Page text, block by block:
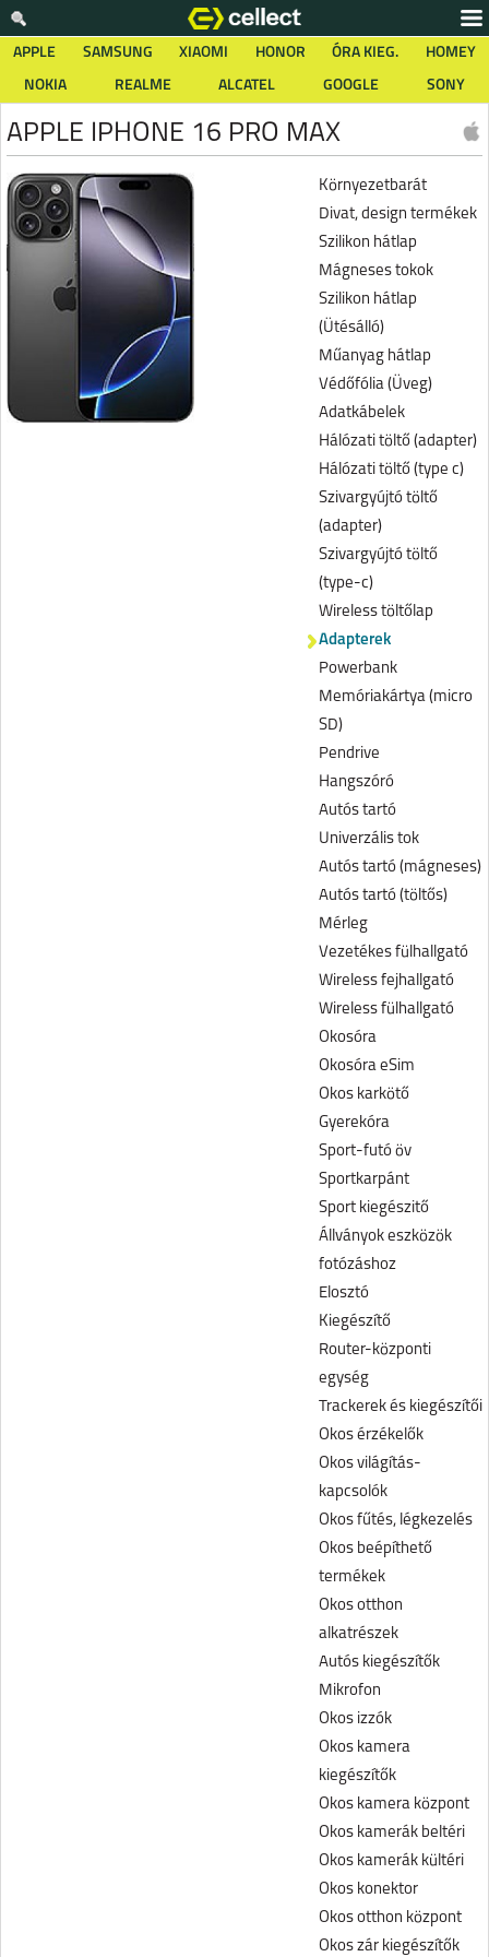
APPLE SAMSUNG XIAOMI HONOR ÓRA KIEG.
HOMEY
NOKIA
REALME ALCATEL GOOGLE SONY
APPLE IPHONE 16 PRO MAX
Környezetbarát
Divat, design termékek
Szilikon hátlap
Mágneses tokok
Szilikon hátlap
(Ütésálló)
Műanyag hátlap
Védőfólia (Üveg)
Adatkábelek
Hálózati töltő (adapter)
Hálózati töltő (type c)
Szivargyújtó töltő
(adapter)
Szivargyújtó töltő
(type-c)
Wireless töltőlap
Adapterek
Powerbank
Memóriakártya (micro
SD)
Pendrive
Hangszóró
Autós tartó
Univerzális tok
Autós tartó (mágneses)
Autós tartó (töltős)
Mérleg
Vezetékes fülhallgató
Wireless fejhallgató
Wireless fülhallgató
Okosóra
Okosóra eSim
Okos karkötő
Gyerekóra
Sport-futó öv
Sportkarpánt
Sport kiegészitő
Állványok eszközök
fotózáshoz
Elosztó
Kiegészítő
Router-központi
egység
Trackerek és kiegészítői
Okos érzékelők
Okos világítás-
kapcsolók
Okos fűtés, légkezelés
Okos beépíthető
termékek
Okos otthon
alkatrészek
Autós kiegészítők
Mikrofon
Okos izzók
Okos kamera
kiegészítők
Okos kamera központ
Okos kamerák beltéri
Okos kamerák kültéri
Okos konektor
Okos otthon központ
Okos zár kiegészítők